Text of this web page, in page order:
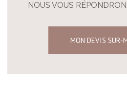
NOUS VOUS
MON DEVIS SUR-